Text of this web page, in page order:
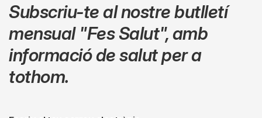
Subscriu-te al nostre butlletí
mensual "Fes Salut",amb
informació de salut per a
tothom.